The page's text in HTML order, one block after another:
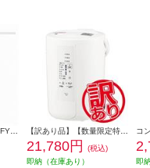
21,780円
(税込)
即納（在庫あり）
即